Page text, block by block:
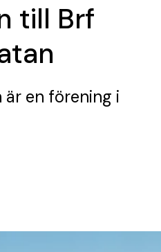
till Brf
är en förening i